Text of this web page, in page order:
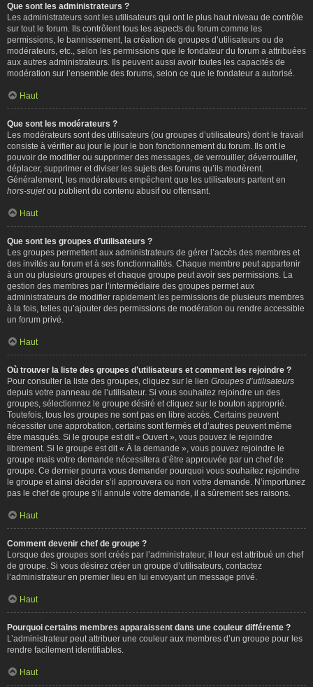
Que sont les administrateurs ?
Les administrateurs sont les utilisateurs qui ont le plus haut niveau de contrôle
sur tout le forum. Ils contrôlent tous les aspects du forum comme les
permissions, le bannissement, la création de groupes d’utilisateurs ou de
modérateurs, etc., selon les permissions que le fondateur du forum a attribuées
aux autres administrateurs. Ils peuvent aussi avoir toutes les capacités de
modération sur l’ensemble des forums, selon ce que le fondateur a autorisé.
Haut
Que sont les modérateurs ?
Les modérateurs sont des utilisateurs (ou groupes d’utilisateurs) dont le travail
consiste à vérifier au jour le jour le bon fonctionnement du forum. Ils ont le
pouvoir de modifier ou supprimer des messages, de verrouiller, déverrouiller,
déplacer, supprimer et diviser les sujets des forums qu’ils modèrent.
Généralement, les modérateurs empêchent que les utilisateurs partent en
hors-sujetou publient du contenu abusif ou offensant.
Haut
Que sont les groupes d’utilisateurs ?
Les groupes permettent aux administrateurs de gérer l’accès des membres et
des invités au forum et à ses fonctionnalités. Chaque membre peut appartenir
à un ou plusieurs groupes et chaque groupe peut avoir ses permissions. La
gestion des membres par l’intermédiaire des groupes permet aux
administrateurs de modifier rapidement les permissions de plusieurs membres
à la fois, telles qu’ajouter des permissions de modération ou rendre accessible
un forum privé.
Haut
Où trouver la liste des groupes d’utilisateurs et comment les rejoindre ?
Pour consulter la liste des groupes, cliquez sur le lien Groupes d’utilisateurs
depuis votre panneau de l’utilisateur. Si vous souhaitez rejoindre un des
groupes, sélectionnez le groupe désiré et cliquez sur le bouton approprié.
Toutefois, tous les groupes ne sont pas en libre accès. Certains peuvent
nécessiter une approbation, certains sont fermés et d’autres peuvent même
être masqués. Si le groupe est dit « Ouvert », vous pouvez le rejoindre
librement. Si le groupe est dit « À la demande », vous pouvez rejoindre le
groupe mais votre demande nécessitera d’être approuvée par un chef de
groupe. Ce dernier pourra vous demander pourquoi vous souhaitez rejoindre
le groupe et ainsi décider s’il approuvera ou non votre demande. N’importunez
pas le chef de groupe s’il annule votre demande, il a sûrement ses raisons.
Haut
Comment devenir chef de groupe ?
Lorsque des groupes sont créés par l’administrateur, il leur est attribué un chef
de groupe. Si vous désirez créer un groupe d’utilisateurs, contactez
l’administrateur en premier lieu en lui envoyant un message privé.
Haut
Pourquoi certains membres apparaissent dans une couleur différente ?
L’administrateur peut attribuer une couleur aux membres d’un groupe pour les
rendre facilement identifiables.
Haut